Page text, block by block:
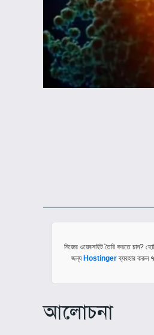
নিজের ওয়েবসাইট তৈরি করতে চান?
জন্যHostingerব্যবহার করুন
আলোচনা